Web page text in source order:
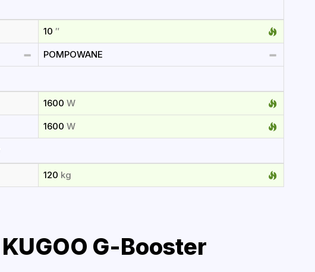
10 ″
POMPOWANE
1600 W
1600 W
120 kg
KUGOO G-Booster